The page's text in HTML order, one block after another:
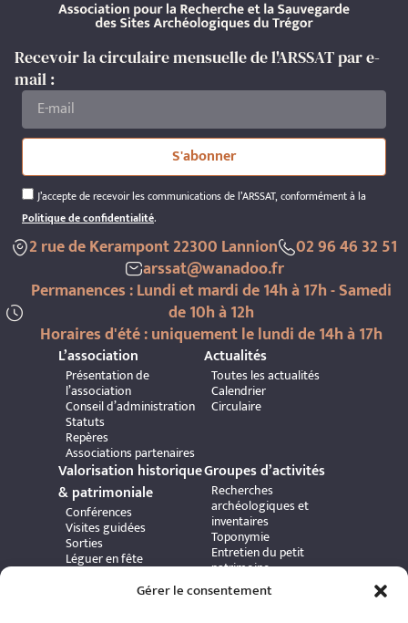
Gérer le consentement
Recevoir la circulaire mensuelle de l'ARSSAT par e-
mail :
J’accepte de recevoir les communications de l’ARSSAT, conformément à la
Politique de confidentialité.
S'abonner
2 rue de Kerampont 22300 Lannion
02 96 46 32 51
arssat@wanadoo.fr
Permanences : Lundi et mardi de 14h à 17h - Samedi
de 10h à 12h
Horaires d'été : uniquement le lundi de 14h à 17h
L’association
Présentation de
l’association
Conseil d’administration
Statuts
Repères
Associations partenaires
Actualités
Toutes les actualités
Calendrier
Circulaire
Valorisation historique
& patrimoniale
Conférences
Visites guidées
Sorties
Léguer en fête
Groupes d’activités
Recherches
archéologiques et
inventaires
Toponymie
Entretien du petit
patrimoine
Exploration de la côte et
surveillance de l’estran